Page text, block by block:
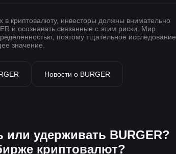
криптовалюту, инвесторы должны внимательно
и осознавать связанные с этим риски. Мир
поэтому тщательное исследование
значение.
Новости о BURGER
или удерживать BURGER?
криптовалют?